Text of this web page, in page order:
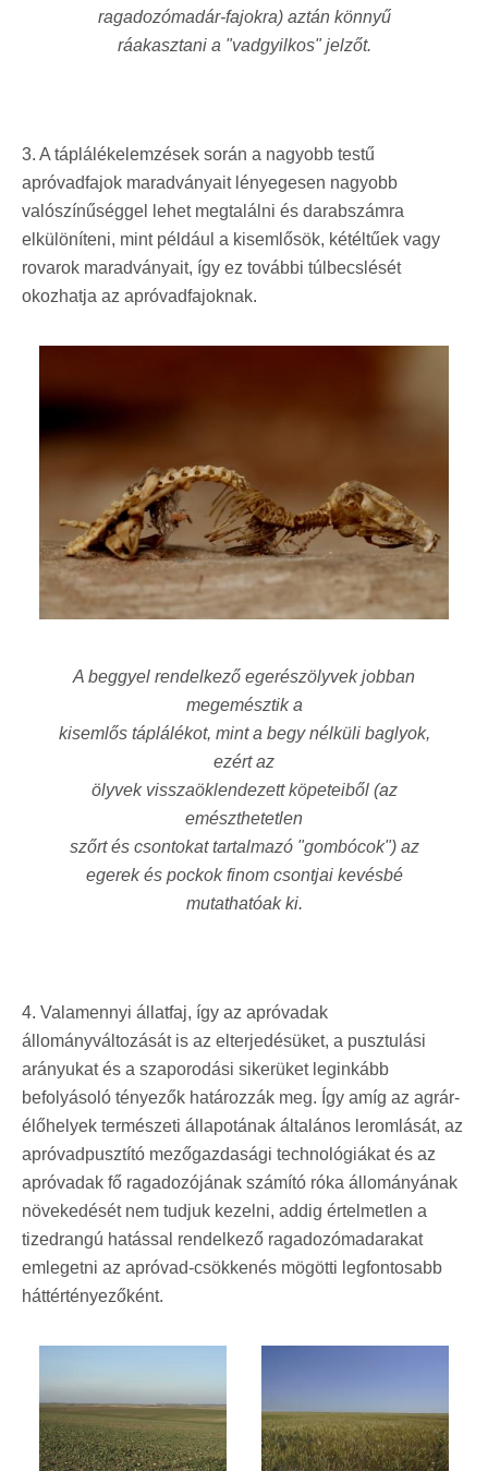
ragadozómadár-fajokra) aztán könnyű
ráakasztani a "vadgyilkos" jelzőt.
3. A táplálékelemzések során a nagyobb testű
apróvadfajok maradványait lényegesen nagyobb
valószínűséggel lehet megtalálni és darabszámra
elkülöníteni, mint például a kisemlősök, kétéltűek vagy
rovarok maradványait, így ez további túlbecslését
okozhatja az apróvadfajoknak.
A beggyel rendelkező egerészölyvek jobban
megemésztik a
kisemlős táplálékot, mint a begy nélküli baglyok,
ezért az
ölyvek visszaöklendezett köpeteiből (az
emészthetetlen
szőrt és csontokat tartalmazó "gombócok") az
egerek és pockok finom csontjai kevésbé
mutathatóak ki.
4. Valamennyi állatfaj, így az apróvadak
állományváltozását is az elterjedésüket, a pusztulási
arányukat és a szaporodási sikerüket leginkább
befolyásoló tényezők határozzák meg. Így amíg az agrár-
élőhelyek természeti állapotának általános leromlását, az
apróvadpusztító mezőgazdasági technológiákat és az
apróvadak fő ragadozójának számító róka állományának
növekedését nem tudjuk kezelni, addig értelmetlen a
tizedrangú hatással rendelkező ragadozómadarakat
emlegetni az apróvad-csökkenés mögötti legfontosabb
háttértényezőként.